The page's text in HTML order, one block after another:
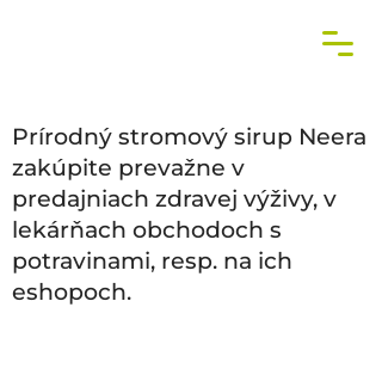
Prírodný stromový sirup Neera
zakúpite prevažne v
predajniach zdravej výživy, v
lekárňach obchodoch s
potravinami, resp. na ich
eshopoch.